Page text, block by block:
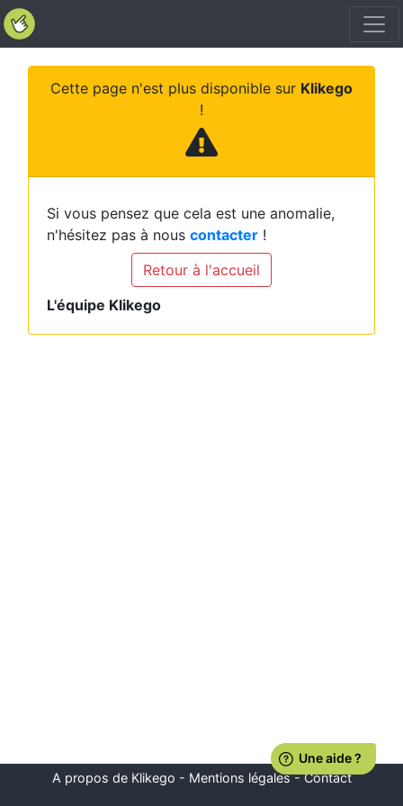
Cette page n'est plus disponible sur Klikego
!
Si vous pensez que cela est une anomalie,
n'hésitez pas à nous contacter !
Retour à l'accueil
L'équipe Klikego
A propos de Klikego - Mentions légales-Contact